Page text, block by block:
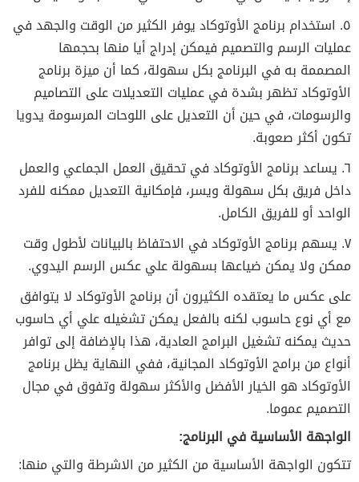
٥. استخدام برنامج الأوتوكاد يوفر الكثير من الوقت والجهد في
عمليات الرسم والتصميم فيمكن إدراج أيا منها بحجمها
المصممة به في البرنامج بكل سهولة، كما أن ميزة برنامج
الأوتوكاد تظهر بشدة في عمليات التعديلات على التصاميم
والرسومات، في حين أن التعديل على اللوحات المرسومة يدويا
تكون أكثر صعوبة.
٦. يساعد برنامج الأوتوكاد في تحقيق العمل الجماعي والعمل
داخل فريق بكل سهولة ويسر، فإمكانية التعديل ممكنه للفرد
الواحد أو للفريق الكامل.
٧. يسهم برنامج الأوتوكاد في الاحتفاظ بالبيانات لأطول وقت
ممكن ولا يمكن ضياعها بسهولة علي عكس الرسم اليدوي.
على عكس ما يعتقده الكثيرون أن برنامج الأوتوكاد لا يتوافق
مع أي نوع حاسوب لكنه بالفعل يمكن تشغيله علي أي حاسوب
حديث يمكنه تشغيل البرامج العادية، هذا بالإضافة إلى توافر
أنواع من برامج الأوتوكاد المجانية، ففي النهاية يظل برنامج
الأوتوكاد هو الخيار الأفضل والأكثر سهولة وتفوق في مجال
التصميم عموما.
الواجهة الأساسية في البرنامج:
تتكون الواجهة الأساسية من الكثير من الاشرطة والتي منها: